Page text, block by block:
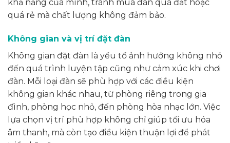
khả năng của mình, tránh mua đàn quá đắt hoặc
quá rẻ mà chất lượng không đảm bảo.
Không gian và vị trí đặt đàn
Không gian đặt đàn là yếu tố ảnh hưởng không nhỏ
đến quá trình luyện tập cũng như cảm xúc khi chơi
đàn. Mỗi loại đàn sẽ phù hợp với các điều kiện
không gian khác nhau, từ phòng riêng trong gia
đình, phòng học nhỏ, đến phòng hòa nhạc lớn. Việc
lựa chọn vị trí phù hợp không chỉ giúp tối ưu hóa
âm thanh, mà còn tạo điều kiện thuận lợi để phát